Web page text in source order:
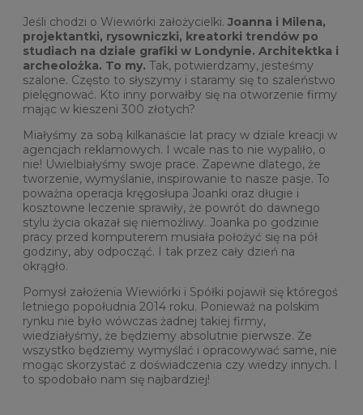
Jeśli chodzi o Wiewiórki założycielki. Joanna i Milena,
projektantki, rysowniczki, kreatorki trendów po
studiach na dziale grafiki w Londynie. Architektka i
archeolożka. To my. Tak, potwierdzamy, jesteśmy
szalone. Często to słyszymy i staramy się to szaleństwo
pielęgnować. Kto inny porwałby się na otworzenie firmy
mając w kieszeni 300 złotych?
Miałyśmy za sobą kilkanaście lat pracy w dziale kreacji w
agencjach reklamowych. I wcale nas to nie wypaliło, o
nie! Uwielbiałyśmy swoje prace. Zapewne dlatego, że
tworzenie, wymyślanie, inspirowanie to nasze pasje. To
poważna operacja kręgosłupa Joanki oraz długie i
kosztowne leczenie sprawiły, że powrót do dawnego
stylu życia okazał się niemożliwy. Joanka po godzinie
pracy przed komputerem musiała położyć się na pół
godziny, aby odpocząć. I tak przez cały dzień na
okrągło.
Pomysł założenia Wiewiórki i Spółki pojawił się któregoś
letniego popołudnia 2014 roku. Ponieważ na polskim
rynku nie było wówczas żadnej takiej firmy,
wiedziałyśmy, że będziemy absolutnie pierwsze. Że
wszystko będziemy wymyślać i opracowywać same, nie
mogąc skorzystać z doświadczenia czy wiedzy innych. I
to spodobało nam się najbardziej!